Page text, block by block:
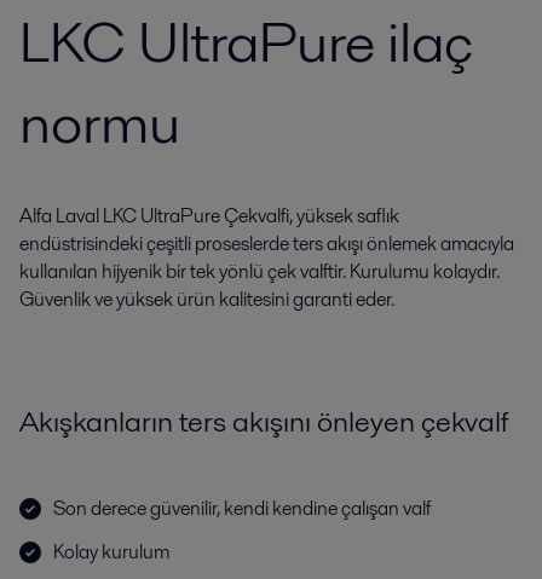
LKC UltraPure ilaç
normu
Alfa Laval LKC UltraPure Çekvalfi, yüksek saflık
endüstrisindeki çeşitli proseslerde ters akışı önlemek amacıyla
kullanılan hijyenik bir tek yönlü çek valftir. Kurulumu kolaydır.
Güvenlik ve yüksek ürün kalitesini garanti eder.
Akışkanların ters akışını önleyen çekvalf
Son derece güvenilir, kendi kendine çalışan valf
Kolay kurulum